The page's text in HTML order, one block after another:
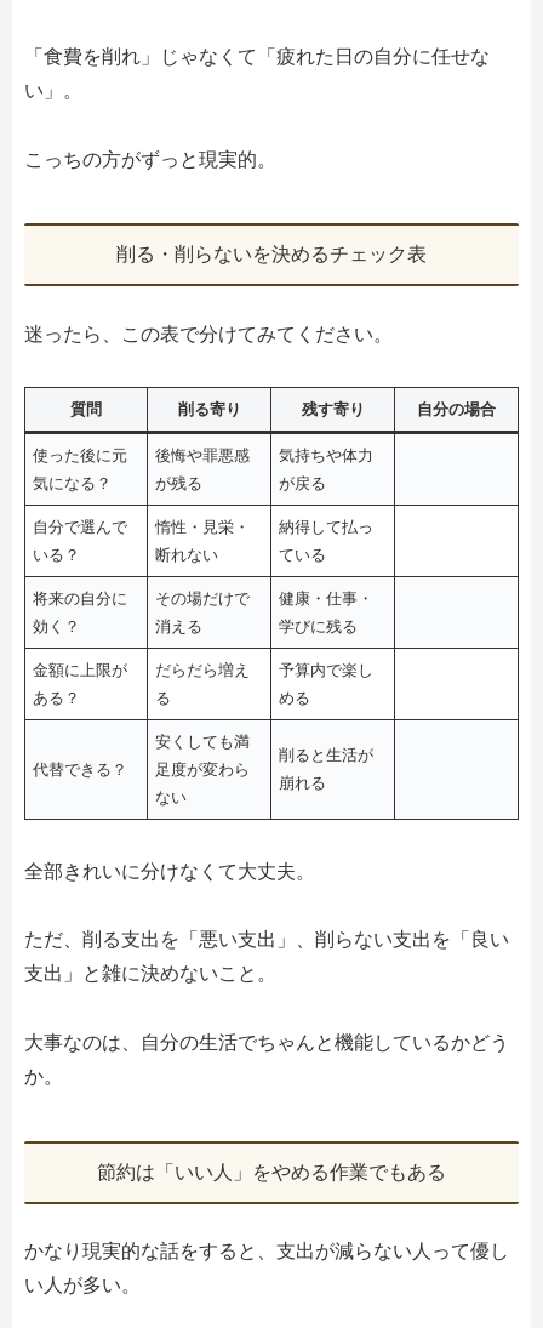
「食費を削れ」じゃなくて「疲れた日の自分に任せな
い」。
こっちの方がずっと現実的。
削る・削らないを決めるチェック表
迷ったら、この表で分けてみてください。
質問 削る寄り 残す寄り 自分の場合
使った後に元
気になる？
後悔や罪悪感
が残る
気持ちや体力
が戻る
自分で選んで
いる？
惰性・見栄・
断れない
納得して払っ
ている
将来の自分に
効く？
その場だけで
消える
健康・仕事・
学びに残る
金額に上限が
ある？
だらだら増え
る
予算内で楽し
める
代替できる？
安くしても満
足度が変わら
ない
削ると生活が
崩れる
全部きれいに分けなくて大丈夫。
ただ、削る支出を「悪い支出」、削らない支出を「良い
支出」と雑に決めないこと。
大事なのは、自分の生活でちゃんと機能しているかどう
か。
節約は「いい人」をやめる作業でもある
かなり現実的な話をすると、支出が減らない人って優し
い人が多い。